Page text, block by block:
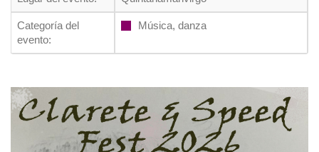
Categoría del
evento:
Música, danza